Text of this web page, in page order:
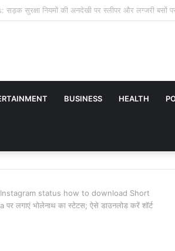
Benefits of Khumbi| Khumbi Market Rrice|
BUSINESS HEALTH
status how to download Short
भोलेनाथ का स्‍टेटस; ऐसे डाउनलोड करें शॉर्ट